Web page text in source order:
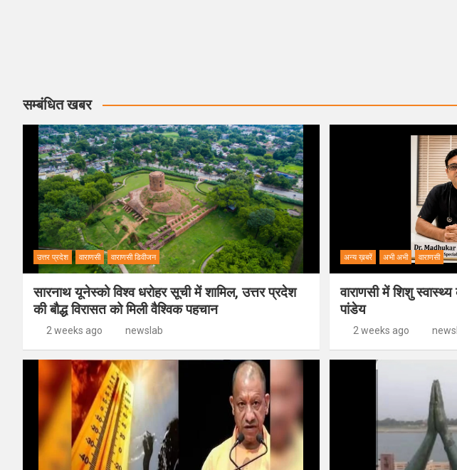
सम्बंधित खबर
उत्तर प्रदेश वाराणसी वाराणसी डिवीजन
सारनाथ यूनेस्को विश्व धरोहर सूची में शामिल, उत्तर प्रदेश
की बौद्ध विरासत को मिली वैश्विक पहचान
2 weeks ago newslab
अन्य ख़बरें अभी अभी वाराणसी
वाराणसी में शिशु
पांडेय
2 weeks ago